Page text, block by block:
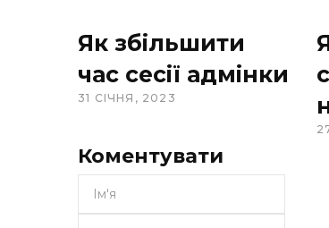
Як збільшити
час сесії адмінки
31 СІЧНЯ, 2023
Коментувати